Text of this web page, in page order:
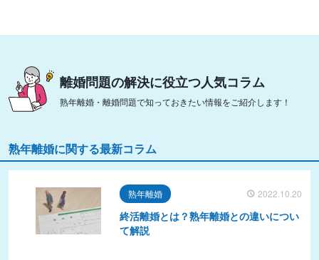
離婚問題の解決に役立つ人気コラム
熟年離婚・離婚問題で知っておきたい情報をご紹介します！
熟年離婚に関する最新コラム
熟年離婚 2022.10.20
終活離婚とは？熟年離婚との違いについ
て解説